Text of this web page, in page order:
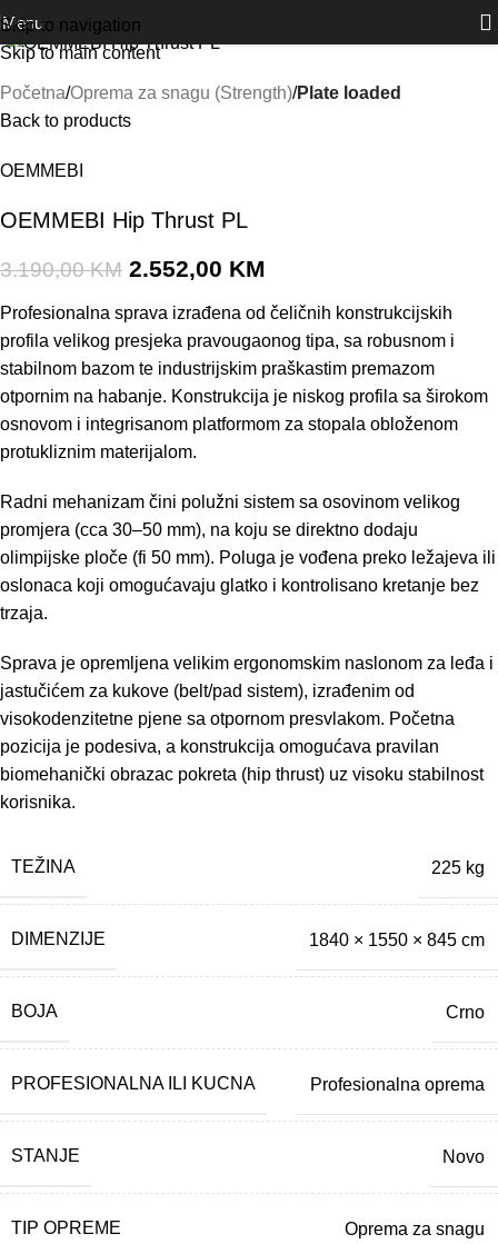
Skip to navigation
Skip to main content
Outlet
Menu
Akcija! Click to enlarge
Početna Oprema za snagu (Strength) Plate loaded
Back to products
OEMMEBI
OEMMEBI Hip Thrust PL
3.190,00KM 2.552,00 KM
Profesionalna sprava izrađena od čeličnih konstrukcijskih
profila velikog presjeka pravougaonog tipa, sa robusnom i
stabilnom bazom te industrijskim praškastim premazom
otpornim na habanje. Konstrukcija je niskog profila sa širokom
osnovom i integrisanom platformom za stopala obloženom
protukliznim materijalom.
Radni mehanizam čini polužni sistem sa osovinom velikog
promjera (cca 30–50 mm), na koju se direktno dodaju
olimpijske ploče (fi 50 mm). Poluga je vođena preko ležajeva ili
oslonaca koji omogućavaju glatko i kontrolisano kretanje bez
trzaja.
Sprava je opremljena velikim ergonomskim naslonom za leđa i
jastučićem za kukove (belt/pad sistem), izrađenim od
visokodenzitetne pjene sa otpornom presvlakom. Početna
pozicija je podesiva, a konstrukcija omogućava pravilan
biomehanički obrazac pokreta (hip thrust) uz visoku stabilnost
korisnika.
TEŽINA 225 kg
DIMENZIJE 1840 × 1550 × 845 cm
BOJA Crno
PROFESIONALNA ILI KUCNA Profesionalna oprema
STANJE Novo
TIP OPREME Oprema za snagu